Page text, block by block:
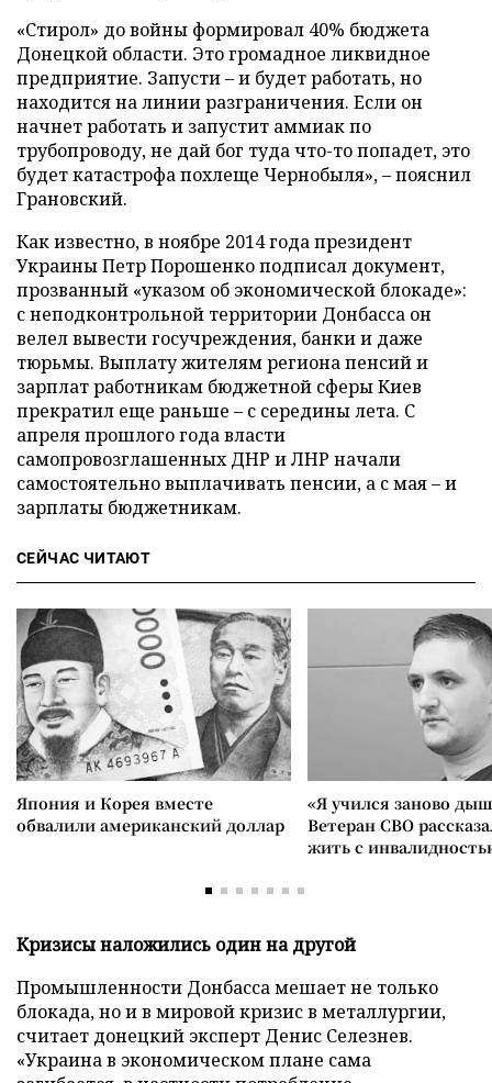
«Стирол» до войны формировал 40% бюджета
Донецкой области. Это громадное ликвидное
предприятие. Запусти – и будет работать, но
находится на линии разграничения. Если он
начнет работать и запустит аммиак по
трубопроводу, не дай бог туда что-то попадет, это
будет катастрофа похлеще Чернобыля», – пояснил
Грановский.
Как известно, в ноябре 2014 года президент
Украины Петр Порошенко подписал документ,
прозванный «указом об экономической блокаде»:
с неподконтрольной территории Донбасса он
велел вывести госучреждения, банки и даже
тюрьмы. Выплату жителям региона пенсий и
зарплат работникам бюджетной сферы Киев
прекратил еще раньше – с середины лета. С
апреля прошлого года власти
самопровозглашенных ДНР и ЛНР начали
самостоятельно выплачивать пенсии, а с мая – и
зарплаты бюджетникам.
СЕЙЧАС ЧИТАЮТ
Япония и Корея вместе
обвалили американский доллар
«Я учился заново
Ветеран СВО
жить с
Кризисы наложились один на другой
Промышленности Донбасса мешает не только
блокада, но и в мировой кризис в металлургии,
считает донецкий эксперт Денис Селезнев.
«Украина в экономическом плане сама